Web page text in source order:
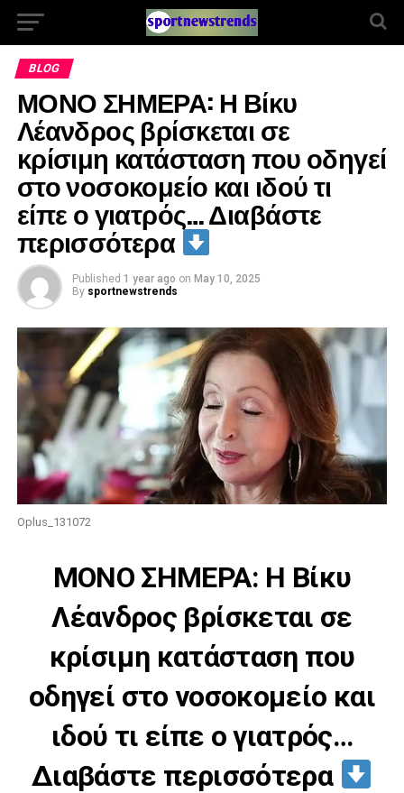
BLOG
ΜΟΝΟ ΣΗΜΕΡΑ: Η Βίκυ
Λέανδρος βρίσκεται σε
κρίσιμη κατάσταση που οδηγεί
στο νοσοκομείο και ιδού τι
είπε ο γιατρός… Διαβάστε
περισσότερα
Published 1 year ago on May 10, 2025
By sportnewstrends
Oplus_131072
ΜΟΝΟ ΣΗΜΕΡΑ: Η Βίκυ
Λέανδρος βρίσκεται σε
κρίσιμη κατάσταση που
οδηγεί στο νοσοκομείο και
ιδού τι είπε ο γιατρός…
Διαβάστε περισσότερα